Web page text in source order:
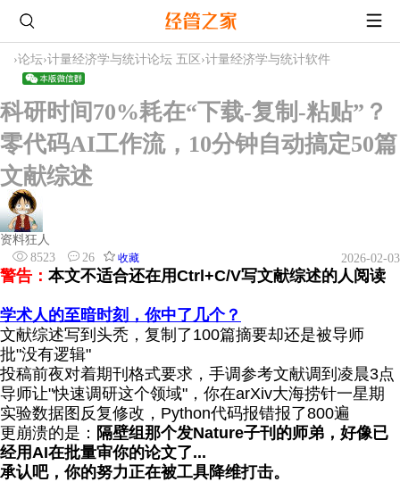
›论坛›计量经济学与统计论坛 五区 ›计量经济学与统计软件
科研时间70%耗在“下载-复制-粘贴”？
零代码AI工作流，10分钟自动搞定50篇
文献综述
资料狂人
8523
26 收藏 2026-02-03
警告： 本文不适合还在用Ctrl+C/V写文献综述的人阅读
学术人的至暗时刻，你中了几个？
文献综述写到头秃，复制了100篇摘要却还是被导师
批"没有逻辑"
投稿前夜对着期刊格式要求，手调参考文献调到凌晨3点
导师让"快速调研这个领域"，你在arXiv大海捞针一星期
实验数据图反复修改，Python代码报错报了800遍
更崩溃的是： 隔壁组那个发Nature子刊的师弟，好像已
经用AI在批量审你的论文了...
承认吧，你的努力正在被工具降维打击。